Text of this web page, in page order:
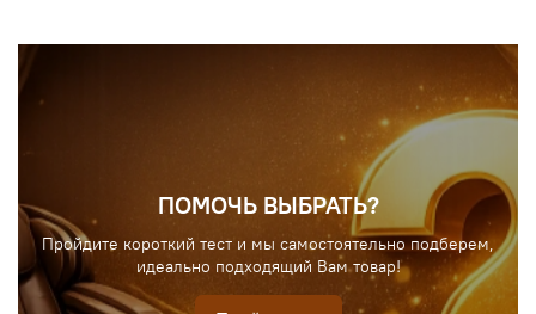
ПОМОЧЬ ВЫБРАТЬ?
Пройдите короткий тест и мы самостоятельно подберем,
идеально подходящий Вам товар!